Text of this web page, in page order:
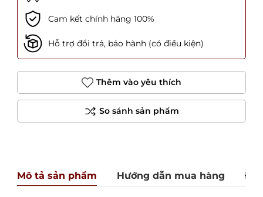
Cam kết chính hãng 100%
Hỗ trợ đổi trả, bảo hành (có điều kiện)
Thêm vào yêu thích
Mô tả sản phẩm Hướng dẫn mua hàng